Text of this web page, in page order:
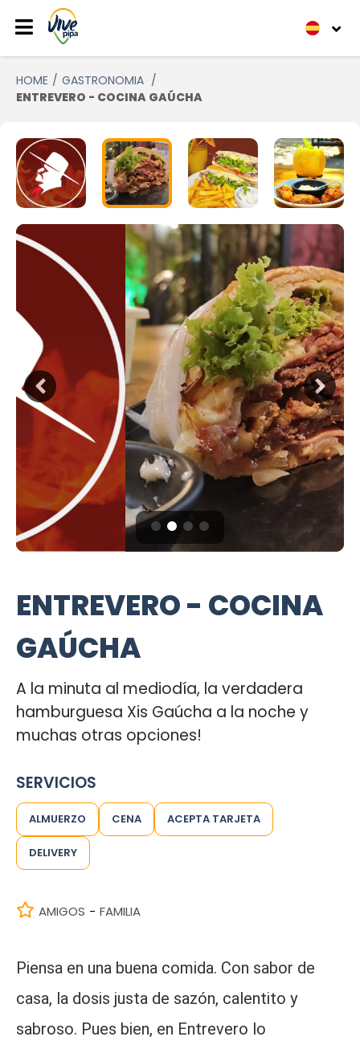
HOME
GASTRONOMIA
ENTREVERO - COCINA GAÚCHA
ENTREVERO - COCINA
GAÚCHA
A la minuta al mediodía, la verdadera
hamburguesa Xis Gaúcha a la noche y
muchas otras opciones!
SERVICIOS
ALMUERZO CENA ACEPTA TARJETA
DELIVERY
AMIGOS - FAMILIA
Piensa en una buena comida. Con sabor de
casa, la dosis justa de sazón, calentito y
sabroso. Pues bien, en Entrevero lo